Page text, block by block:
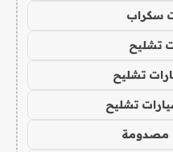
سكراب
تشليح
تشليح
تشليح
مصدومة